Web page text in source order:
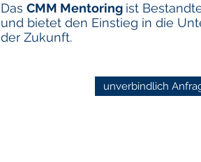
Das CMM Mentoring ist
und bietet den Einstieg in die
der Zukunft.
unverbindlich